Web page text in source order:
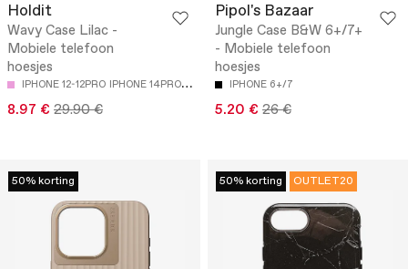
Holdit
Wavy Case Lilac -
Mobiele telefoon
hoesjes
IPHONE 12-12PRO IPHONE 14PRO MAX
8.97 € 29.90 €
Pipol's Bazaar
Jungle Case B&W 6+/7+
- Mobiele telefoon
hoesjes
IPHONE 6+/7
5.20 € 26 €
50% korting 50% korting OUTLET20